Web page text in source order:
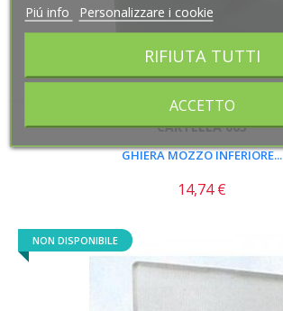
CARTELLA 005
GHIERA MOZZO INFERIORE...
Prezzo
14,74 €
NON DISPONIBILE
Piú info Personalizzare i cookie
RIFIUTA TUTTI
ACCETTO
Piú info Personalizzare i cookie
RIFIUTA TUTTI
ACCETTO